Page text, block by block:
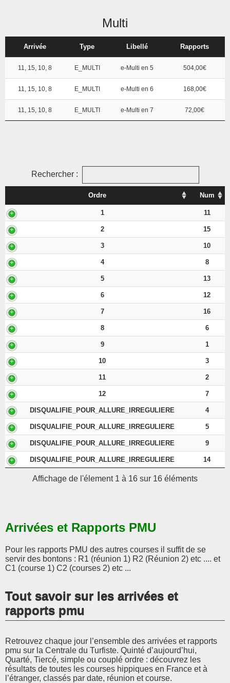
Multi
Arrivée Type Libellé Rapports
11, 15, 10, 8 E_MULTI e-Multi en 5 504,00€
11, 15, 10, 8 E_MULTI e-Multi en 6 168,00€
11, 15, 10, 8 E_MULTI e-Multi en 7 72,00€
Rechercher :
Ordre Num
1 11
2 15
3 10
4 8
5 13
6 12
7 16
8 6
9 1
10 3
11 2
12 7
DISQUALIFIE_POUR_ALLURE_IRREGULIERE 4
DISQUALIFIE_POUR_ALLURE_IRREGULIERE 5
DISQUALIFIE_POUR_ALLURE_IRREGULIERE 9
DISQUALIFIE_POUR_ALLURE_IRREGULIERE 14
Affichage de l'élement 1 à 16 sur 16 éléments
Arrivées et Rapports PMU
Pour les rapports PMU des autres courses il suffit de se
servir des bontons : R1 (réunion 1) R2 (Réunion 2) etc .... et
C1 (course 1) C2 (courses 2) etc ...
Tout savoir sur les arrivées et
rapports pmu
Retrouvez chaque jour l’ensemble des arrivées et rapports
pmu sur la Centrale du Turfiste. Quinté d’aujourd’hui,
Quarté, Tiercé, simple ou couplé ordre : découvrez les
résultats de toutes les courses hippiques en France et à
l’étranger, classés par date, réunion et course.